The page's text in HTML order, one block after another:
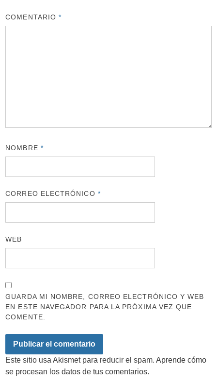
COMENTARIO*
NOMBRE *
CORREO ELECTRÓNICO *
WEB
GUARDA MI NOMBRE, CORREO ELECTRÓNICO Y WEB
EN ESTE NAVEGADOR PARA LA PRÓXIMA VEZ QUE
COMENTE.
Este sitio usa Akismet para reducir el spam.Aprende cómo
se procesan los datos de tus comentarios.